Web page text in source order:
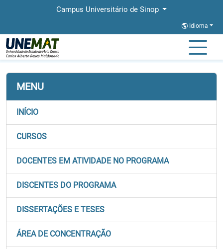
Campus Universitário de Sinop
Idioma
Página Inicial PPGLETRAS
MENU
INÍCIO
CURSOS
DOCENTES EM ATIVIDADE NO PROGRAMA
DISCENTES DO PROGRAMA
DISSERTAÇÕES E TESES
ÁREA DE CONCENTRAÇÃO